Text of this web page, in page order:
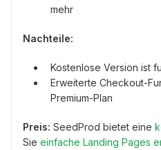
mehr
Nachteile:
Kostenlose Version ist
Erweiterte Checkout-
Premium-Plan
Preis: SeedProd bietet eine
Sie einfache Landing Pages